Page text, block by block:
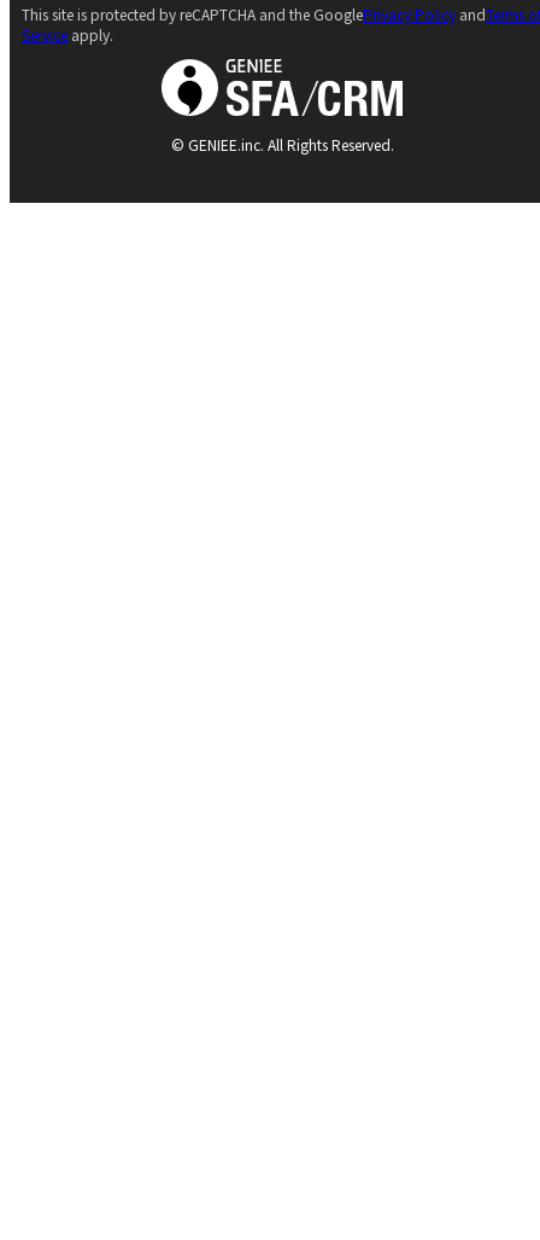
© GENIEE.inc. All Rights Reserved.
This site is protected by reCAPTCHA and the GooglePrivacy Policy andTerms
Service apply.